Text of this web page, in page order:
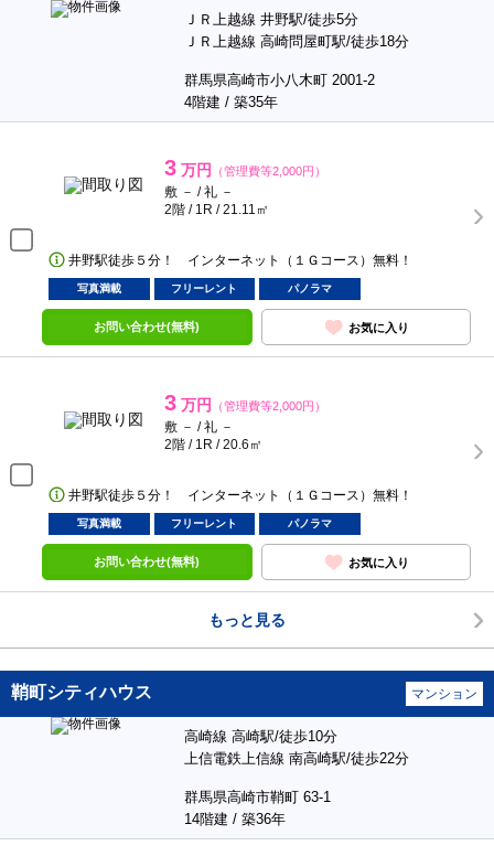
ＪＲ上越線 井野駅/徒歩5分
ＪＲ上越線 高崎問屋町駅/徒歩18分
群馬県高崎市小八木町 2001-2
4階建 / 築35年
3 万円 （管理費等2,000円）
敷 － / 礼 －
2階 / 1R / 21.11㎡
井野駅徒歩５分！ インターネット（１Ｇコース）無料！
写真満載 フリーレント パノラマ
お問い合わせ(無料) お気に入り
3 万円 （管理費等2,000円）
敷 － / 礼 －
2階 / 1R / 20.6㎡
井野駅徒歩５分！ インターネット（１Ｇコース）無料！
写真満載 フリーレント パノラマ
お問い合わせ(無料) お気に入り
もっと見る
鞘町シティハウス マンション
高崎線 高崎駅/徒歩10分
上信電鉄上信線 南高崎駅/徒歩22分
群馬県高崎市鞘町 63-1
14階建 / 築36年